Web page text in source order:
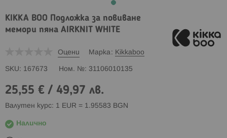
KIKKA BOO Подложка за повиване
мемори пяна AIRKNIT WHITE
Оцени Марка Kikkaboo
SKU 167673 Ном. № 31106010135
25,55 € / 49,97 лв.
Валутен курс: 1 EUR = 1.95583 BGN
Налично